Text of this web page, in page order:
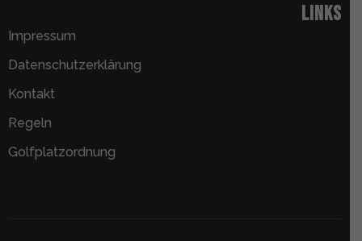
Links
Impressum
Datenschutzerklärung
Kontakt
Regeln
Golfplatzordnung